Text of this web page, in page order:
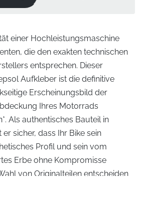
einer Hochleistungsmaschine
die den exakten technischen
entsprechen. Dieser
Aufkleber ist die definitive
Erscheinungsbild der
Ihres Motorrads
Als authentisches Bauteil in
sicher, dass Ihr Bike sein
Profil und sein vom
Erbe ohne Kompromisse
von Originalteilen entscheiden